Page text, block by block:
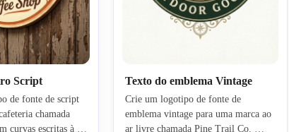
Script
de fonte de script
chamada
curvas escritas à
Texto do emblema Vintage
Crie um logotipo de fonte de
emblema vintage para uma marca ao
ar livre chamada Pine Trail Co.